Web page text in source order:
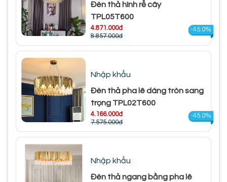
Đèn thả hình rễ cây
TPL05T600
4.871.000đ
8.857.000đ
-45.0%
Nhập khẩu
Đèn thả pha lê dáng tròn sang
trọng TPL02T600
4.166.000đ
7.575.000đ
-45.0%
Nhập khẩu
Đèn thả ngang bằng pha lê